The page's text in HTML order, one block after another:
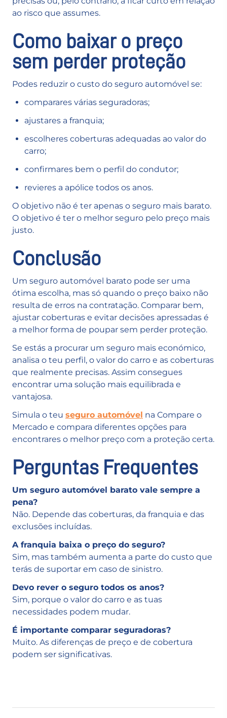
ao risco que assumes.
Como baixar o preço
sem perder proteção
Podes reduzir o custo do seguro automóvel se:
comparares várias seguradoras;
ajustares a franquia;
escolheres coberturas adequadas ao valor do
carro;
confirmares bem o perfil do condutor;
revieres a apólice todos os anos.
O objetivo não é ter apenas o seguro mais barato.
O objetivo é ter o melhor seguro pelo preço mais
justo.
Conclusão
Um seguro automóvel barato pode ser uma
ótima escolha, mas só quando o preço baixo não
resulta de erros na contratação. Comparar bem,
ajustar coberturas e evitar decisões apressadas é
a melhor forma de poupar sem perder proteção.
Se estás a procurar um seguro mais económico,
analisa o teu perfil, o valor do carro e as coberturas
que realmente precisas. Assim consegues
encontrar uma solução mais equilibrada e
vantajosa.
Simula o teu seguro automóvel na Compare o
Mercado e compara diferentes opções para
encontrares o melhor preço com a proteção certa.
Perguntas Frequentes
Um seguro automóvel barato vale sempre a
pena?
Não. Depende das coberturas, da franquia e das
exclusões incluídas.
A franquia baixa o preço do seguro?
Sim, mas também aumenta a parte do custo que
terás de suportar em caso de sinistro.
Devo rever o seguro todos os anos?
Sim, porque o valor do carro e as tuas
necessidades podem mudar.
É importante comparar seguradoras?
Muito. As diferenças de preço e de cobertura
podem ser significativas.